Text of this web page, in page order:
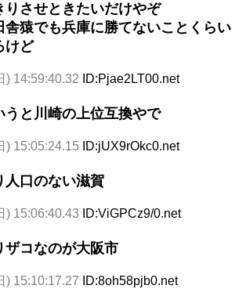
りさせときたいだけやぞ
舎猿でも兵庫に勝てないことくらい
けど
) 14:59:40.32 ID:Pjae2LT00.net
うと川崎の上位互換やで
) 15:05:24.15 ID:jUX9rOkc0.net
人口のない滋賀
) 15:06:40.43 ID:ViGPCz9/0.net
ザコなのが大阪市
) 15:10:17.27 ID:8oh58pjb0.net